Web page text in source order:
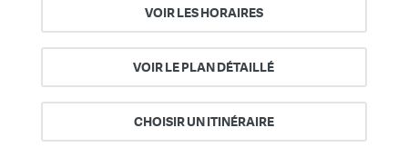
VOIR LES HORAIRES
VOIR LE PLAN DÉTAILLÉ
CHOISIR UN ITINÉRAIRE